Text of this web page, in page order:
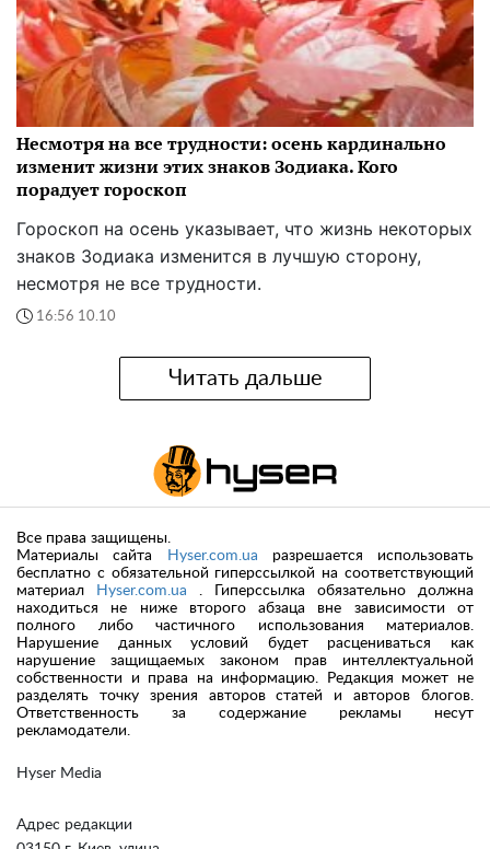
Несмотря на все трудности: осень кардинально
изменит жизни этих знаков Зодиака. Кого
порадует гороскоп
Гороскоп на осень указывает, что жизнь некоторых
знаков Зодиака изменится в лучшую сторону,
несмотря не все трудности.
16:56 10.10
Читать дальше
Hyser Media
Адрес редакции
Все права защищены.
Материалы сайта
Hyser.com.ua разрешается использовать
бесплатно с обязательной гиперссылкой на соответствующий
материал
Hyser.com.ua . Гиперссылка обязательно должна
находиться не ниже второго абзаца вне зависимости от
полного либо частичного использования материалов.
Нарушение данных условий будет расцениваться как
нарушение защищаемых законом прав интеллектуальной
собственности и права на информацию. Редакция может не
разделять точку зрения авторов статей и авторов блогов.
Ответственность за содержание рекламы несут
рекламодатели.